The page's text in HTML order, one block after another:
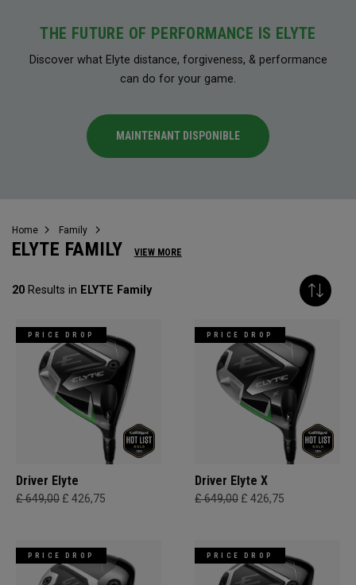
THE FUTURE OF PERFORMANCE IS ELYTE
Discover what Elyte distance, forgiveness, & performance
can do for your game.
MAINTENANT DISPONIBLE
Home Family
ELYTE FAMILY VIEW MORE
20 Results in ELYTE Family
PRICE DROP
Driver Elyte
£ 649,00 £ 426,75
PRICE DROP
Driver Elyte X
£ 649,00 £ 426,75
PRICE DROP PRICE DROP